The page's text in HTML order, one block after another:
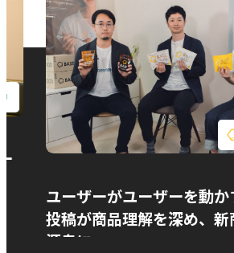
ユーザーがユーザーを動か
投稿が商品理解を深め、
源泉に